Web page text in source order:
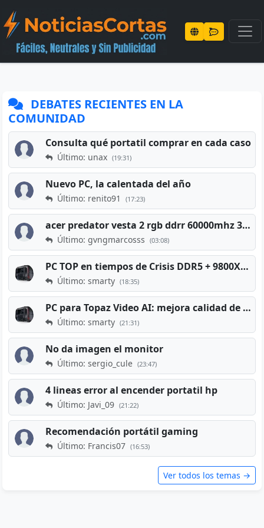
DEBATES RECIENTES EN LA
COMUNIDAD
Consulta qué portatil comprar en cada caso
Último: unax (19:31)
Nuevo PC, la calentada del año
Último: renito91 (17:23)
acer predator vesta 2 rgb ddrr 60000mhz 32gb x2 16gb
Último: gvngmarcosss (03:08)
PC TOP en tiempos de Crisis DDR5 + 9800X3D + RTX 5080 [2026][2400€]
Último: smarty (18:35)
PC para Topaz Video AI: mejora calidad de vídeos viejos
Último: smarty (21:31)
No da imagen el monitor
Último: sergio_cule (23:47)
4 lineas error al encender portatil hp
Último: Javi_09 (21:22)
Recomendación portátil gaming
Último: Francis07 (16:53)
Ver todos los temas →